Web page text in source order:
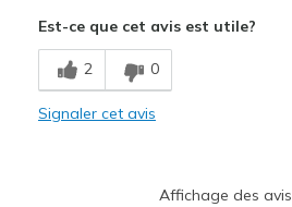
Breathe Well
Comfortable
Est-ce que cet avis est utile?
2 0
Signaler cet avis
Affichage des avis